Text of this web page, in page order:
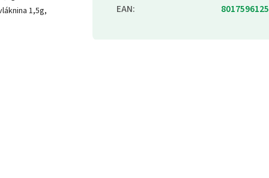
1,5g,
EAN: